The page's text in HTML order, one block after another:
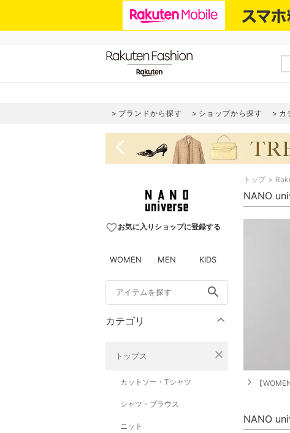
ブランドから探す ショップから探す カ
navigate_before
favorite_borderお気に入りショップに登録する
WOMEN MEN KIDS
search
カテゴリ
トップス close
カットソー・Tシャツ
シャツ・ブラウス
ニット
トップ
NANO
navigate_next 【
NANO